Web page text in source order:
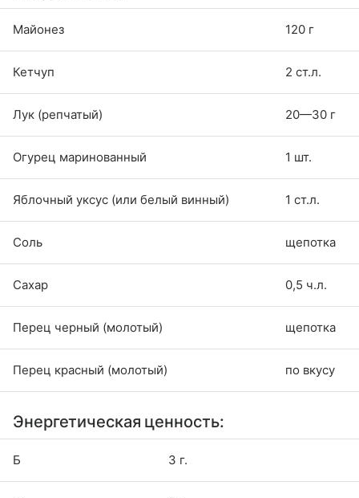
Майонез 120 г
Кетчуп 2 ст.л.
Лук (репчатый) 20—30 г
Огурец маринованный 1 шт.
Яблочный уксус (или белый винный) 1 ст.л.
Соль щепотка
Сахар 0,5 ч.л.
Перец черный (молотый) щепотка
Перец красный (молотый) по вкусу
Энергетическая ценность:
Б 3 г.